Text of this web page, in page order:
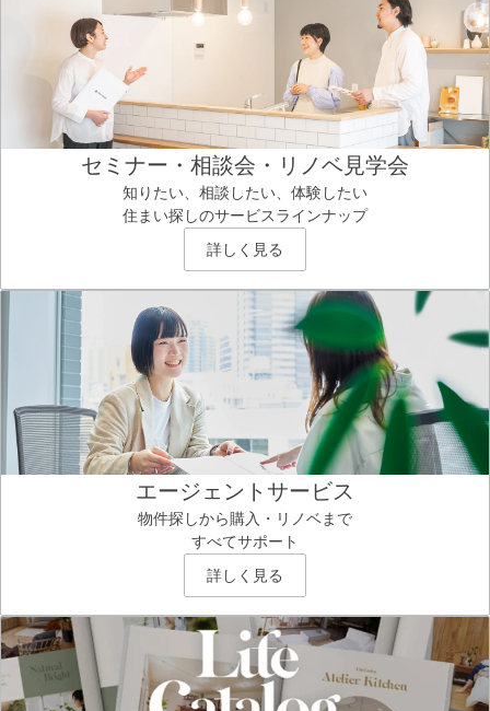
セミナー・相談会・リノベ見学会
知りたい、相談したい、体験したい
住まい探しのサービスラインナップ
詳しく見る
エージェントサービス
物件探しから購入・リノベまで
すべてサポート
詳しく見る